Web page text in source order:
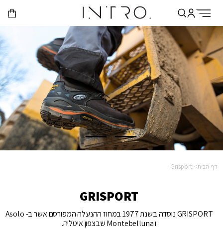
דף הבית> Grisport
GRISPORT
GRISPORT נוסדה בשנת 1977 במחוז ההנעלה המפורסם אשר ב- Asolo
ו Montebelluna שבצפון איטליה.